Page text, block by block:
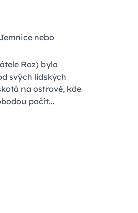
nebo
Roz) byla
svých lidských
na ostrově, kde
počít...